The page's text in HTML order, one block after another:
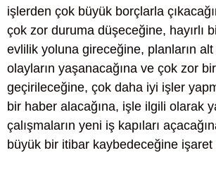
işlerden çok büyük borçlarla
çok zor duruma düşeceğine, hayırlı
evlilik yoluna gireceğine, planların alt
olayların yaşanacağına ve çok zor
geçirileceğine, çok daha iyi işler
bir haber alacağına, işle ilgili olarak
çalışmaların yeni iş kapıları
büyük bir itibar kaybedeceğine işaret